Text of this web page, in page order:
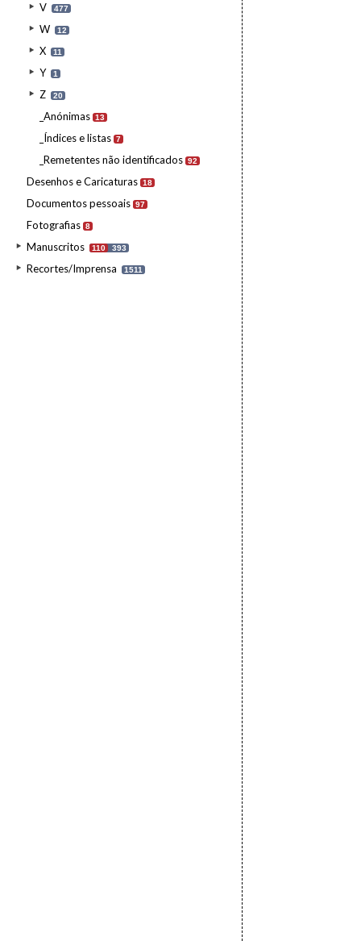
V 477
W 12
X 11
Y 1
Z 20
_Anónimas 13
_Índices e listas 7
_Remetentes não identificados 92
Desenhos e Caricaturas 18
Documentos pessoais 97
Fotografias 8
Manuscritos 110 393
Recortes/Imprensa 1511